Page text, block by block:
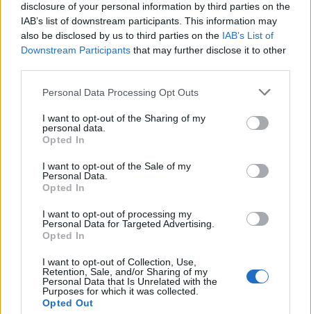
disclosure of your personal information by third parties on the
IAB’s list of downstream participants. This information may
also be disclosed by us to third parties on the IAB’s List of
Downstream Participants that may further disclose it to other
Personal Data Processing Opt Outs
I want to opt-out of the Sharing of my
personal data.
Opted In
I want to opt-out of the Sale of my
Personal Data.
Opted In
I want to opt-out of processing my
Personal Data for Targeted Advertising.
Opted In
I want to opt-out of Collection, Use,
Retention, Sale, and/or Sharing of my
Personal Data that Is Unrelated with the
Purposes for which it was collected.
Opted Out
skory glowy przy dotyku. Kiedy u Was po
odstawieniu antykoncepcji ustabilizowało sie i
zmniejszyło wypadanie włosów? Też miałyście
pacjentki
Brak ochoty na seks w związku
2 lata razem i rok po ślubie a ja nie mam ochoty
Zaczynało się to powoli. Obecnie seks mógłby
dla mnie istnieć. Robię to z uwagi na męża.
antykoncepcyjne ale nic nie wróciło do normy (
przestałam brać kilka miesięcy temu tak wiec
nie? ).
Forum:
POWIĄZANE
Tematy przezierność karkowa spirala
embolizacja mięśniaków macicy